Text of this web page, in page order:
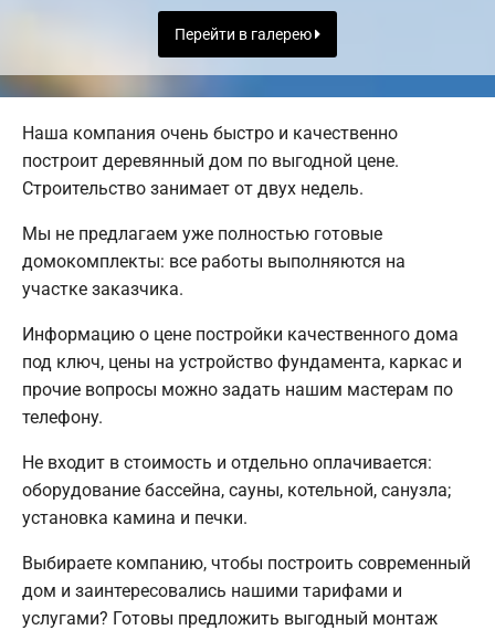
Перейти в галерею
Наша компания очень быстро и качественно
построит деревянный дом по выгодной цене.
Строительство занимает от двух недель.
Мы не предлагаем уже полностью готовые
домокомплекты: все работы выполняются на
участке заказчика.
Информацию о цене постройки качественного дома
под ключ, цены на устройство фундамента, каркас и
прочие вопросы можно задать нашим мастерам по
телефону.
Не входит в стоимость и отдельно оплачивается:
оборудование бассейна, сауны, котельной, санузла;
установка камина и печки.
Выбираете компанию, чтобы построить современный
дом и заинтересовались нашими тарифами и
услугами? Готовы предложить выгодный монтаж